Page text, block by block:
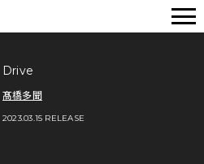
Drive
髙橋多聞
2023.03.15 RELEASE